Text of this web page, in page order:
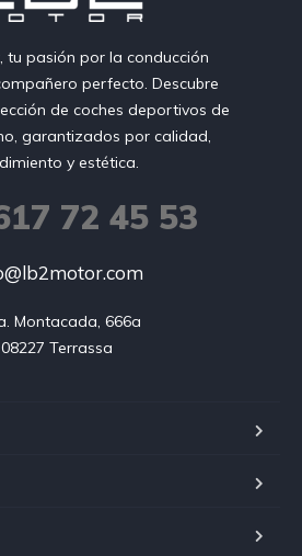
tu pasión por la conducción
perfecto. Descubre
de coches deportivos de
garantizados por calidad,
y estética.
72 45 53
Montacada, 666a
08227 Terrassa